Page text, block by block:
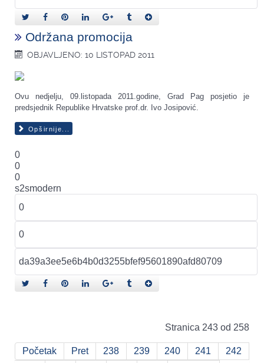
Održana promocija
OBJAVLJENO: 10 LISTOPAD 2011
Ovu nedjelju, 09.listopada 2011.godine, Grad Pag posjetio je
predsjednik Republike Hrvatske prof.dr. Ivo Josipović.
Opširnije...
0
0
0
s2smodern
Stranica 243 od 258
Početak Pret 238 239 240 241
242